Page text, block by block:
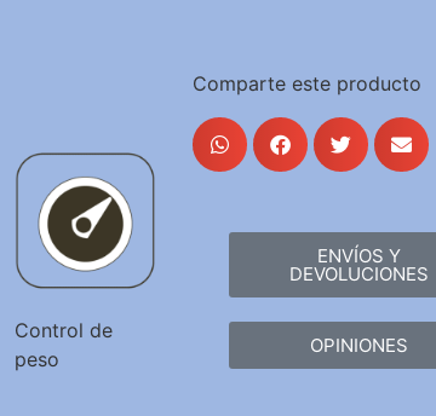
Control de
peso
Comparte este producto
ENVÍOS Y
DEVOLUCIONES
OPINIONES